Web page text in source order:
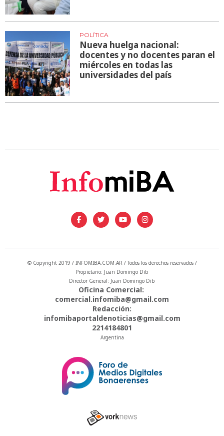
POLÍTICA
Nueva huelga nacional:
docentes y no docentes paran el
miércoles en todas las
universidades del país
© Copyright 2019 / INFOMIBA.COM.AR / Todos los derechos reservados /
Propietario: Juan Domingo Dib
Director General: Juan Domingo Dib
Oficina Comercial:
comercial.infomiba@gmail.com
Redacción:
infomibaportaldenoticias@gmail.com
2214184801
Argentina